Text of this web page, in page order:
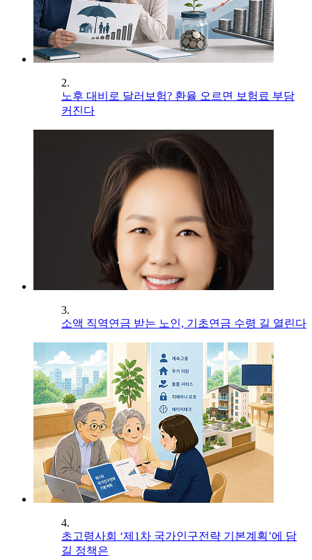
2.
노후 대비로 달러보험? 환율 오르면 보험료 부담
커진다
3.
소액 직역연금 받는 노인, 기초연금 수령 길 열린다
4.
초고령사회 ‘제1차 국가인구전략 기본계획’에 담
길 정책은